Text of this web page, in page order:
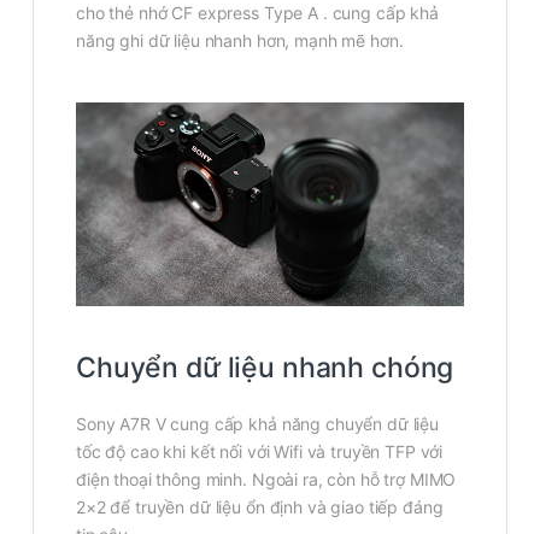
cho thẻ nhớ CF express Type A . cung cấp khả
năng ghi dữ liệu nhanh hơn, mạnh mẽ hơn.
Chuyển dữ liệu nhanh chóng
Sony A7R V cung cấp khả năng chuyển dữ liệu
tốc độ cao khi kết nối với Wifi và truyền TFP với
điện thoại thông minh. Ngoài ra, còn hỗ trợ MIMO
2×2 để truyền dữ liệu ổn định và giao tiếp đáng